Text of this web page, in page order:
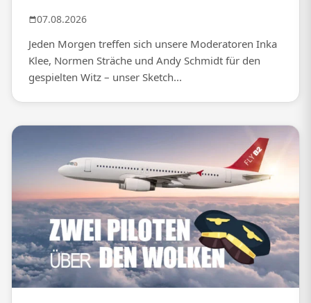
07.08.2026
Jeden Morgen treffen sich unsere Moderatoren Inka
Klee, Normen Sträche und Andy Schmidt für den
gespielten Witz – unser Sketch...